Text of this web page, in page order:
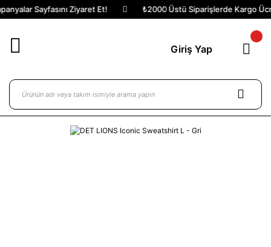
Sayfasını Ziyaret Et! ₺2000 Üstü Siparişlerde Kargo
Giriş Yap